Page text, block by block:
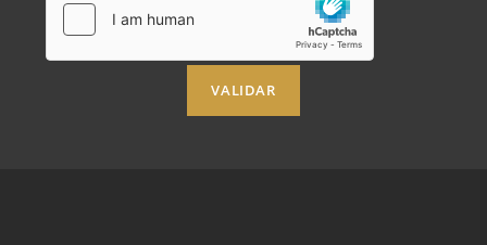
VALIDAR
RECRUTAMENTO
Por favor, selecione um hotel para reservar.
RESERVAR